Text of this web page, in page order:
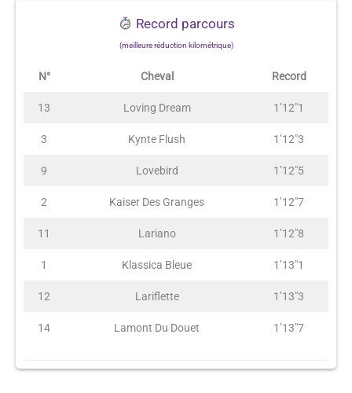
Record parcours
(meilleure réduction kilométrique)
N° Cheval Record
13 Loving Dream 1’12″1
3 Kynte Flush 1’12″3
9 Lovebird 1’12″5
2 Kaiser Des Granges 1’12″7
11 Lariano 1’12″8
1 Klassica Bleue 1’13″1
12 Lariflette 1’13″3
14 Lamont Du Douet 1’13″7